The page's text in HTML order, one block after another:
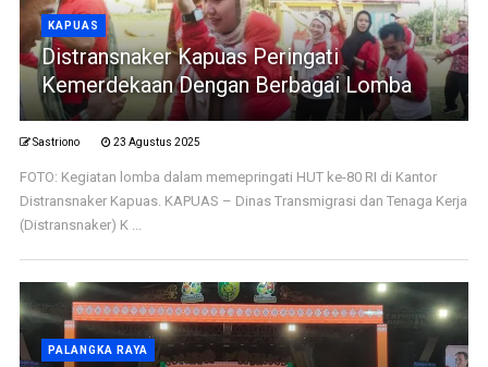
KAPUAS
Distransnaker Kapuas Peringati
Kemerdekaan Dengan Berbagai Lomba
Sastriono 23 Agustus 2025
FOTO: Kegiatan lomba dalam memepringati HUT ke-80 RI di Kantor
Distransnaker Kapuas. KAPUAS – Dinas Transmigrasi dan Tenaga Kerja
(Distransnaker) K ...
PALANGKA RAYA